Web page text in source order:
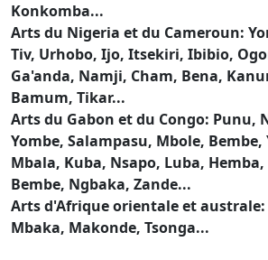
Konkomba...
Arts du Nigeria et du Cameroun:
Tiv, Urhobo, Ijo, Itsekiri, Ibibio,
Ga'anda, Namji, Cham, Bena,
Bamum, Tikar...
Arts du Gabon et du Congo: Punu,
Yombe, Salampasu, Mbole, Bembe,
Mbala, Kuba, Nsapo, Luba, Hemba,
Bembe, Ngbaka, Zande...
Arts d'Afrique orientale et australe:
Mbaka, Makonde, Tsonga...